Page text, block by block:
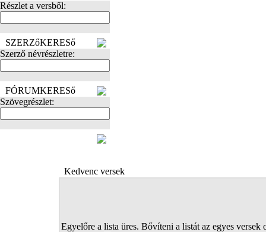
Részlet a versből:
SZERZőKERESő
Szerző névrészletre:
FÓRUMKERESő
Szövegrészlet:
Kedvenc versek
Egyelőre a lista üres. Bővíteni a listát az egyes versek